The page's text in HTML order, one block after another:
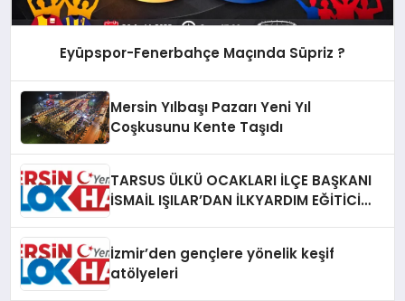
Eyüpspor-Fenerbahçe Maçında Süpriz ?
Mersin Yılbaşı Pazarı Yeni Yıl
Coşkusunu Kente Taşıdı
TARSUS ÜLKÜ OCAKLARI İLÇE BAŞKANI
İSMAİL IŞILAR’DAN İLKYARDIM EĞİTİCİ
İzmir’den gençlere yönelik keşif
atölyeleri